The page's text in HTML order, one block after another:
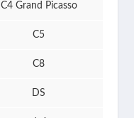
C4 Grand Picasso
C5
C8
DS